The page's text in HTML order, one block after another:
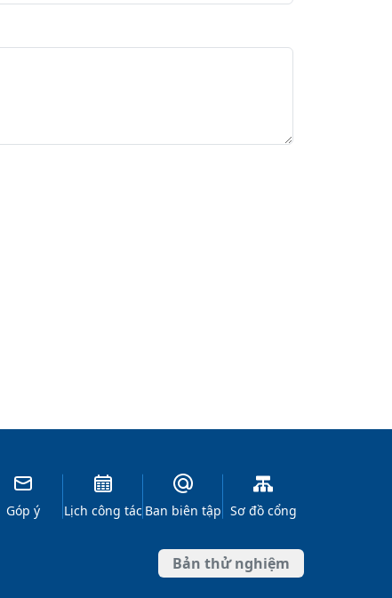
Góp ý Lịch công tác Ban biên tập Sơ đồ cổng
Bản thử nghiệm